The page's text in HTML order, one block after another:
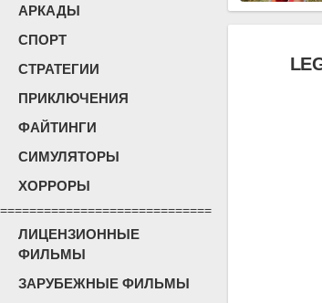
АРКАДЫ
СПОРТ
СТРАТЕГИИ
ПРИКЛЮЧЕНИЯ
ФАЙТИНГИ
СИМУЛЯТОРЫ
ХОРРОРЫ
=============================
ЛИЦЕНЗИОННЫЕ
ФИЛЬМЫ
ЗАРУБЕЖНЫЕ ФИЛЬМЫ